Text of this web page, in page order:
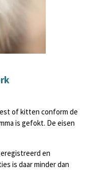
of kitten conform de
is gefokt. De eisen
en
is daar minder dan